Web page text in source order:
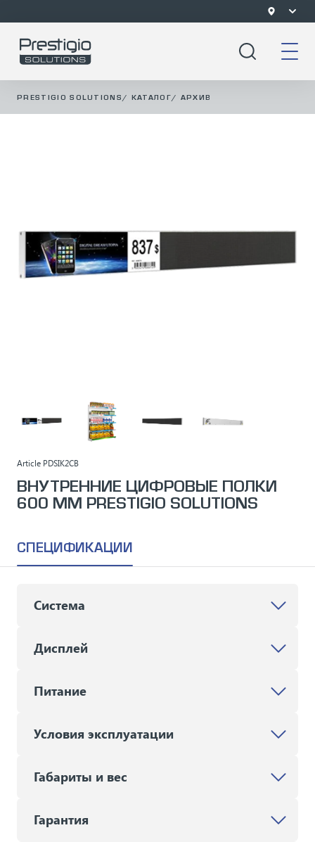
PRESTIGIO SOLUTIONS / КАТАЛОГ/ АРХИВ
Article PDSIK2CB
ВНУТРЕННИЕ ЦИФРОВЫЕ ПОЛКИ
600 ММ PRESTIGIO SOLUTIONS
СПЕЦИФИКАЦИИ
Система
Дисплей
Питание
Условия эксплуатации
Габариты и вес
Гарантия